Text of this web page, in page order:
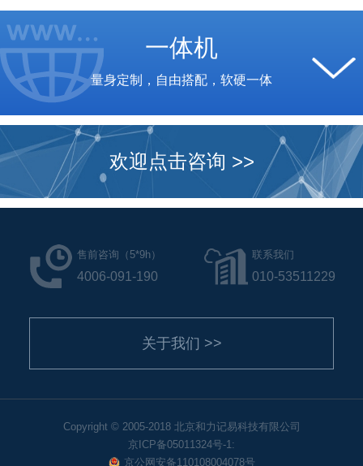
一体机
量身定制，自由搭配，软硬一体
欢迎点击咨询 >>
售前咨询（5*9h）
4006-091-190
联系我们
010-53511229
关于我们 >>
Copyright © 2005-2018 北京和力记易科技有限公司
京ICP备05011324号-1:
京公网安备110108004078号